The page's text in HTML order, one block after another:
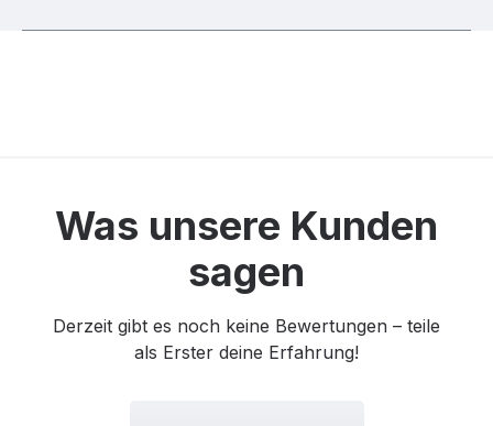
Was unsere Kunden
sagen
Derzeit gibt es noch keine Bewertungen – teile
als Erster deine Erfahrung!